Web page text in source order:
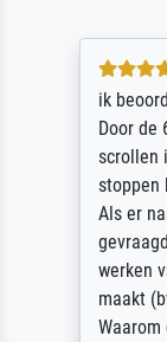
ik
Door de
scrollen
stoppen
Als er
werken
maakt